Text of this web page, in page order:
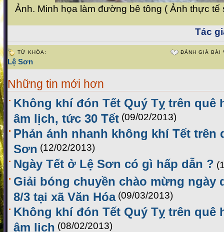
Ảnh. Minh họa làm đường bê tông ( Ảnh thực
Tác
TỪ KHÓA:
Lệ Sơn
ĐÁNH GIÁ BÀI
Những tin mới hơn
Không khí đón Tết Quý Tỵ trên quê
âm lịch, tức 30 Tết (09/02/2013)
Phản ánh nhanh không khí Tết trên
Sơn (12/02/2013)
Ngày Tết ở Lệ Sơn có gì hấp dẫn ?
Giải bóng chuyền chào mừng ngày
8/3 tại xã Văn Hóa (09/03/2013)
Không khí đón Tết Quý Tỵ trên quê
âm lịch (08/02/2013)